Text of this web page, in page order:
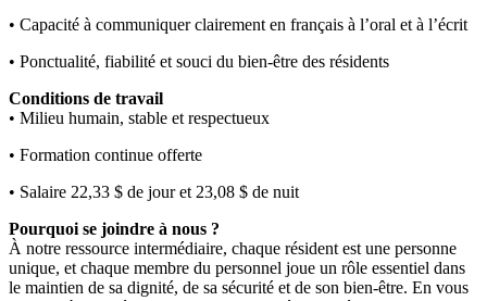
• Capacité à communiquer clairement en français à l’oral et à l’écrit
• Ponctualité, fiabilité et souci du bien-être des résidents
Conditions de travail
• Milieu humain, stable et respectueux
• Formation continue offerte
• Salaire 22,33 $ de jour et 23,08 $ de nuit
Pourquoi se joindre à nous ?
À notre ressource intermédiaire, chaque résident est une personne
unique, et chaque membre du personnel joue un rôle essentiel dans
le maintien de sa dignité, de sa sécurité et de son bien-être. En vous